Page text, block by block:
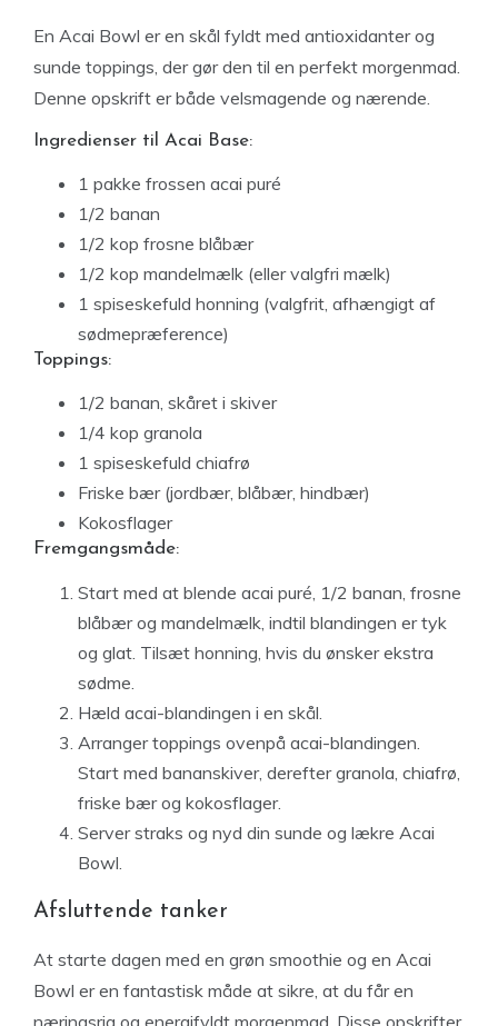
En Acai Bowl er en skål fyldt med antioxidanter og
sunde toppings, der gør den til en perfekt morgenmad.
Denne opskrift er både velsmagende og nærende.
Ingredienser til Acai Base:
1 pakke frossen acai puré
1/2 banan
1/2 kop frosne blåbær
1/2 kop mandelmælk (eller valgfri mælk)
1 spiseskefuld honning (valgfrit, afhængigt af
sødmepræference)
Toppings:
1/2 banan, skåret i skiver
1/4 kop granola
1 spiseskefuld chiafrø
Friske bær (jordbær, blåbær, hindbær)
Kokosflager
Fremgangsmåde:
Start med at blende acai puré, 1/2 banan, frosne
blåbær og mandelmælk, indtil blandingen er tyk
og glat. Tilsæt honning, hvis du ønsker ekstra
sødme.
Hæld acai-blandingen i en skål.
Arranger toppings ovenpå acai-blandingen.
Start med bananskiver, derefter granola, chiafrø,
friske bær og kokosflager.
Server straks og nyd din sunde og lækre Acai
Bowl.
Afsluttende tanker
At starte dagen med en grøn smoothie og en Acai
Bowl er en fantastisk måde at sikre, at du får en
næringsrig og energifyldt morgenmad. Disse opskrifter